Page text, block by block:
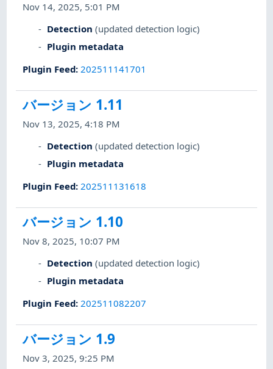
Nov 14, 2025, 5:01 PM
Detection (updated detection logic)
Plugin metadata
Plugin Feed: 202511141701
バージョン 1.11
Nov 13, 2025, 4:18 PM
Detection (updated detection logic)
Plugin metadata
Plugin Feed: 202511131618
バージョン 1.10
Nov 8, 2025, 10:07 PM
Detection (updated detection logic)
Plugin metadata
Plugin Feed: 202511082207
バージョン 1.9
Nov 3, 2025, 9:25 PM